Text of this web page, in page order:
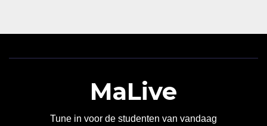
MaLive
Tune in voor de studenten van vandaag